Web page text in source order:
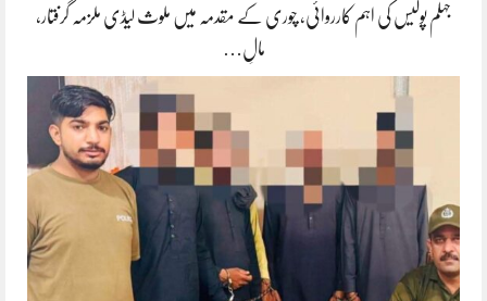
جہلم پولیس کی اہم کارروائی، چوری کے مقدمہ میں ملوث لیڈی ملزمہ گرفتار،
مالِ…